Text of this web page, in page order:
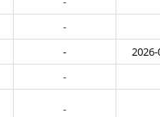
-
-
-
-